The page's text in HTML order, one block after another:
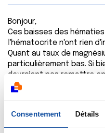
Consentement Détails
Bonjour,
Ces baisses des
l'hématocrite n'ont rien
Quant au taux de
particulièrement bas. Si
devraient pas remettre
protocole.
Citer